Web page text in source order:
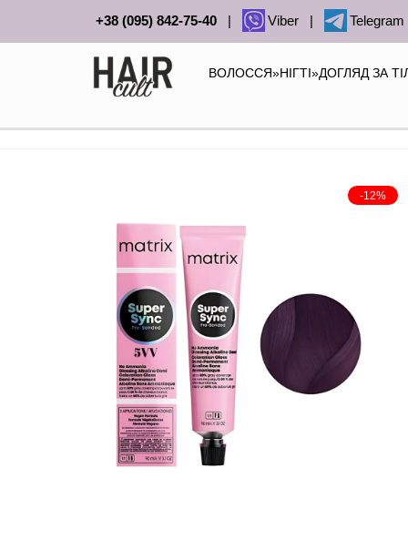
+38 (095) 842-75-40 | Viber | Telegram
ВОЛОССЯ»НІГТІ»ДОГЛЯД ЗА
-12%